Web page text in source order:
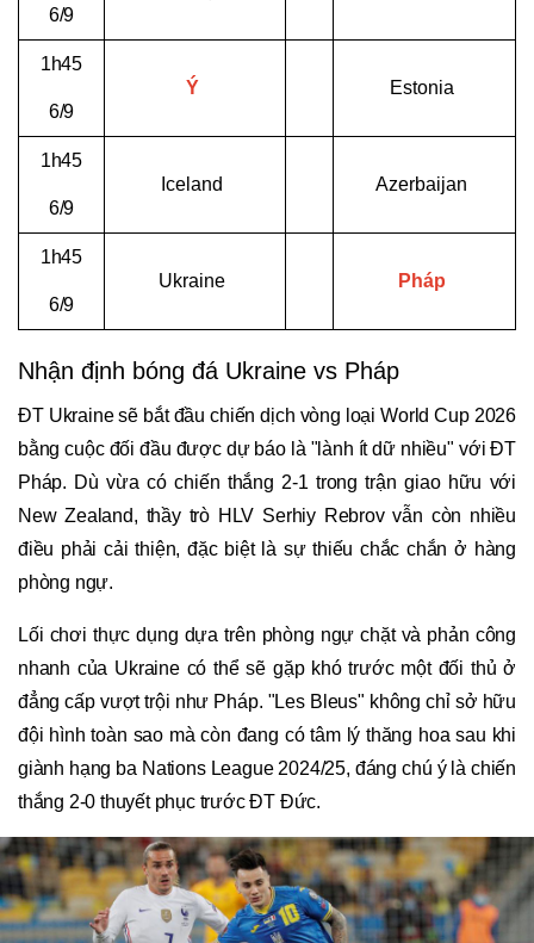
6/9
1h45
6/9
Ý Estonia
1h45
6/9
Iceland Azerbaijan
1h45
6/9
Ukraine Pháp
Nhận định bóng đá Ukraine vs Pháp
ĐT Ukraine sẽ bắt đầu chiến dịch vòng loại World Cup 2026
bằng cuộc đối đầu được dự báo là "lành ít dữ nhiều" với ĐT
Pháp. Dù vừa có chiến thắng 2-1 trong trận giao hữu với
New Zealand, thầy trò HLV Serhiy Rebrov vẫn còn nhiều
điều phải cải thiện, đặc biệt là sự thiếu chắc chắn ở hàng
phòng ngự.
Lối chơi thực dụng dựa trên phòng ngự chặt và phản công
nhanh của Ukraine có thể sẽ gặp khó trước một đối thủ ở
đẳng cấp vượt trội như Pháp. "Les Bleus" không chỉ sở hữu
đội hình toàn sao mà còn đang có tâm lý thăng hoa sau khi
giành hạng ba Nations League 2024/25, đáng chú ý là chiến
thắng 2-0 thuyết phục trước ĐT Đức.